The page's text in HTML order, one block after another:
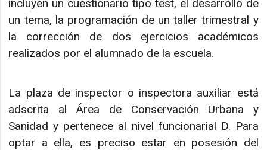
incluyen un cuestionario tipo test, el desarrollo de
un tema, la programación de un taller trimestral y
la corrección de dos ejercicios académicos
realizados por el alumnado de la escuela.
La plaza de inspector o inspectora auxiliar está
adscrita al Área de Conservación Urbana y
Sanidad y pertenece al nivel funcionarial D. Para
optar a ella, es preciso estar en posesión del